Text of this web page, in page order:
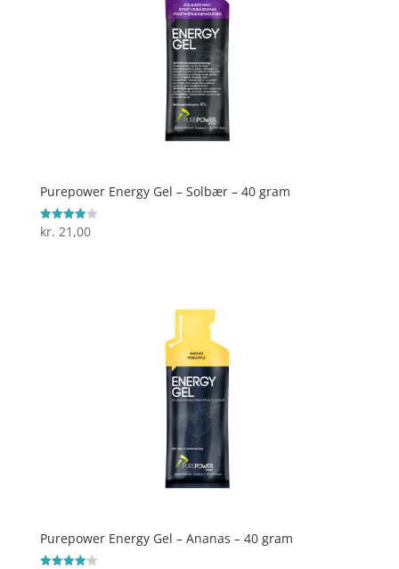
Purepower Energy Gel – Solbær – 40 gram
Vurderet
4
kr. 21,00
Purepower Energy Gel – Ananas – 40 gram